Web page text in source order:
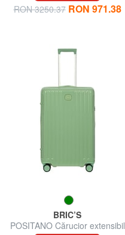
RON 3250.37 RON 971.38
BRIC’S
POSITANO Cărucior extensibil